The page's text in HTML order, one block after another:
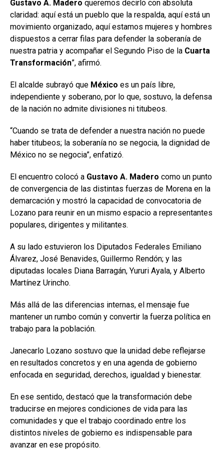
Gustavo A. Madero queremos decirlo con absoluta
claridad: aquí está un pueblo que la respalda, aquí está un
movimiento organizado, aquí estamos mujeres y hombres
dispuestos a cerrar filas para defender la soberanía de
nuestra patria y acompañar el Segundo Piso de la Cuarta
Transformación”, afirmó.
El alcalde subrayó que México es un país libre,
independiente y soberano, por lo que, sostuvo, la defensa
de la nación no admite divisiones ni titubeos.
“Cuando se trata de defender a nuestra nación no puede
haber titubeos; la soberanía no se negocia, la dignidad de
México no se negocia”, enfatizó.
El encuentro colocó a Gustavo A. Madero como un punto
de convergencia de las distintas fuerzas de Morena en la
demarcación y mostró la capacidad de convocatoria de
Lozano para reunir en un mismo espacio a representantes
populares, dirigentes y militantes.
A su lado estuvieron los Diputados Federales Emiliano
Álvarez, José Benavides, Guillermo Rendón; y las
diputadas locales Diana Barragán, Yururi Ayala, y Alberto
Martínez Urincho.
Más allá de las diferencias internas, el mensaje fue
mantener un rumbo común y convertir la fuerza política en
trabajo para la población.
Janecarlo Lozano sostuvo que la unidad debe reflejarse
en resultados concretos y en una agenda de gobierno
enfocada en seguridad, derechos, igualdad y bienestar.
En ese sentido, destacó que la transformación debe
traducirse en mejores condiciones de vida para las
comunidades y que el trabajo coordinado entre los
distintos niveles de gobierno es indispensable para
avanzar en ese propósito.